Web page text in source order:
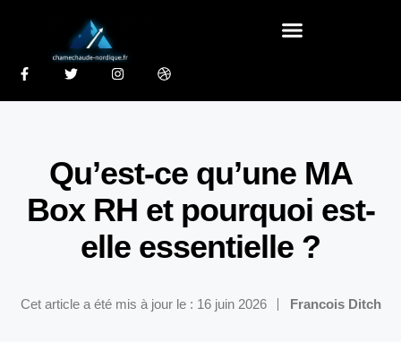
Qu’est-ce qu’une MA
Box RH et pourquoi est-
elle essentielle ?
Cet article a été mis à jour le : 16 juin 2026 Francois Ditch